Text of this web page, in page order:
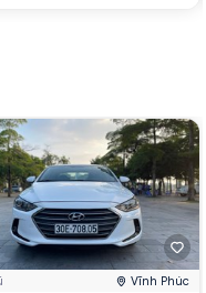
Vĩnh Phúc